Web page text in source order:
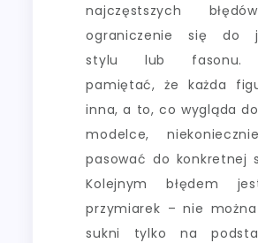
najczęstszych
ograniczenie się do
stylu lub fasonu.
pamiętać, że każda
inna, a to, co wygląda
modelce,
pasować do konkretnej
Kolejnym błędem
przymiarek – nie
sukni tylko na